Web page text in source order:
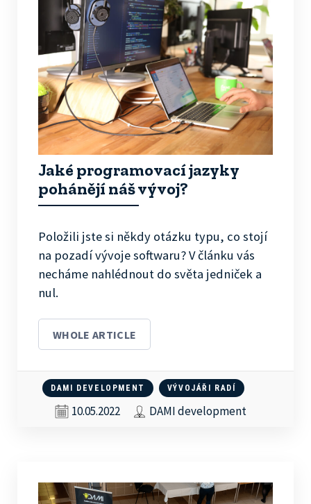
Jaké programovací jazyky
pohánějí náš vývoj?
Položili jste si někdy otázku typu, co stojí
na pozadí vývoje softwaru? V článku vás
necháme nahlédnout do světa jedniček a
nul.
WHOLE ARTICLE
DAMI DEVELOPMENT VÝVOJÁŘI RADÍ
10.05.2022 DAMI development